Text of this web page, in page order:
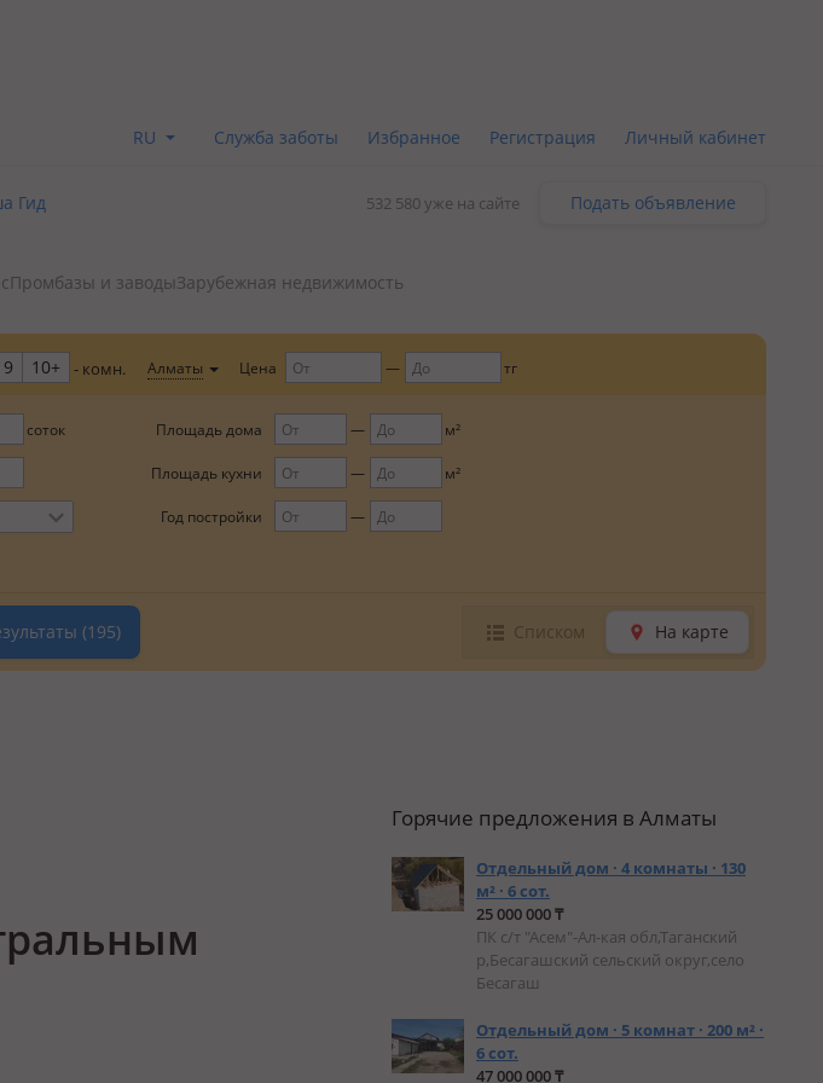
RU Служба заботы Избранное Регистрация Личный кабинет
Гид 532 580 уже на сайте Подать объявление
Промбазы и заводы Зарубежная недвижимость
9 10+ - комн. Алматы Цена тг
соток Площадь дома м²
Площадь кухни м²
Год постройки
(195) Списком На карте
Горячие предложения в Алматы
Отдельный дом · 4 комнаты · 130
м² · 6 сот.
25 000 000 ₸
ПК с/т "Асем"-Ал-кая обл,Таганский
р,Бесагашский сельский округ,село
Бесагаш
Отдельный дом · 5 комнат · 200 м² ·
6 сот.
47 000 000 ₸